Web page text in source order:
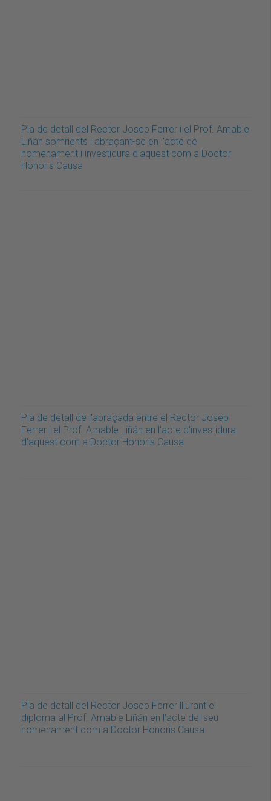
Pla de detall del Rector Josep Ferrer i el Prof. Amable
Liñán somrients i abraçant-se en l'acte de
nomenament i investidura d'aquest com a Doctor
Honoris Causa
Pla de detall de l'abraçada entre el Rector Josep
Ferrer i el Prof. Amable Liñán en l'acte d'investidura
d'aquest com a Doctor Honoris Causa
Pla de detall del Rector Josep Ferrer lliurant el
diploma al Prof. Amable Liñán en l'acte del seu
nomenament com a Doctor Honoris Causa